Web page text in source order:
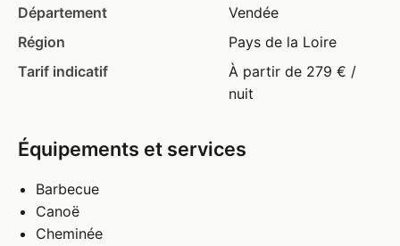
Département
Vendée
Région
Pays de la Loire
Tarif indicatif
À partir de 279 € /
nuit
Équipements et services
Barbecue
Canoë
Cheminée